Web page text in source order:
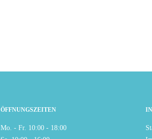
ÖFFNUNGSZEITEN
Mo. - Fr. 10:00 - 18:00